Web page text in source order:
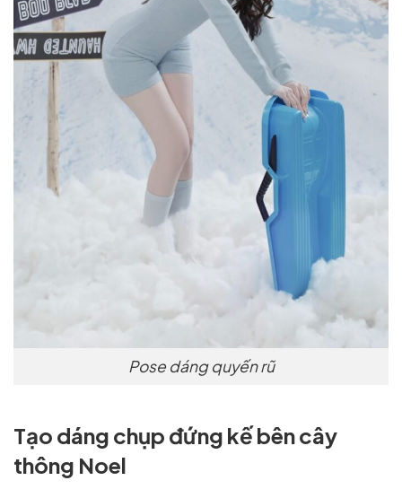
Pose dáng quyến rũ
Tạo dáng chụp đứng kế bên cây
thông Noel